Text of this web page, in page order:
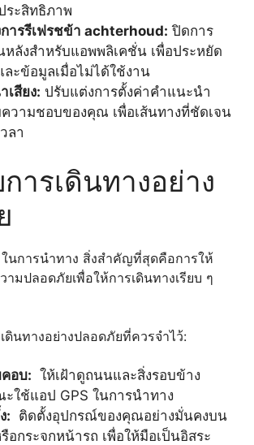
ระสิทธิภาพ
การรีเฟรชข้า achterhoud: ปิดการ
หลังสำหรับแอพพลิเคชั่น เพื่อประหยัด
ละข้อมูลเมื่อไม่ได้ใช้งาน
เสียง: ปรับแต่งการตั้งค่าคำแนะนำ
ความชอบของคุณ เพื่อเส้นทางที่ชัดเจน
ลา
ารเดินทางอย่าง
ในการนำทาง สิ่งสำคัญที่สุดคือการให้
มปลอดภัยเพื่อให้การเดินทางเรียบ ๆ
ดินทางอย่างปลอดภัยที่ควรจำไว้:
คอบ: ให้เฝ้าดูถนนและสิ่งรอบข้าง
ใช้แอป GPS ในการนำทาง
: ติดตั้งอุปกรณ์ของคุณอย่างมั่นคงบน
อกระจกหน้ารถ เพื่อให้มือเป็นอิสระ